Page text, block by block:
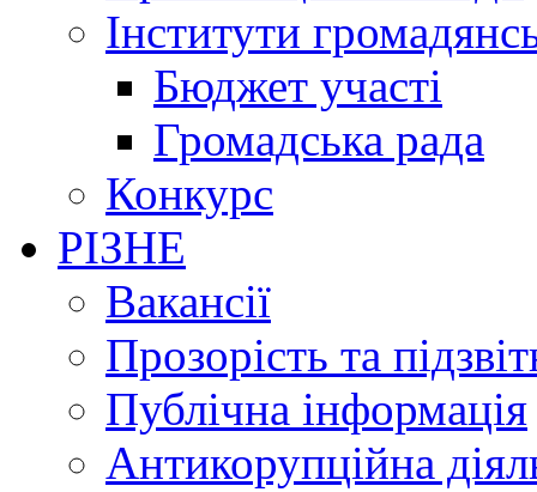
Інститути
Бюджет участі
Громадська рада
Конкурс
РІЗНЕ
Вакансії
Прозорість та
Публічна інформація
Антикорупційна